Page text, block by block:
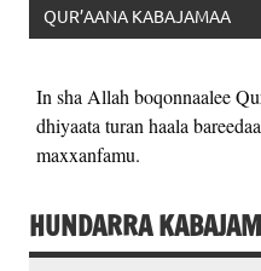
QUR’AANA KABAJAMAA
In sha Allah boqonnaalee
dhiyaata turan haala
maxxanfamu.
HUNDARRA